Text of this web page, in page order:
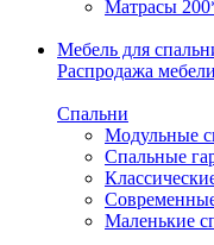
Матрасы
Мебель для
Распродажа мебели
Спальни
Модульные
Спальные
Маленькие